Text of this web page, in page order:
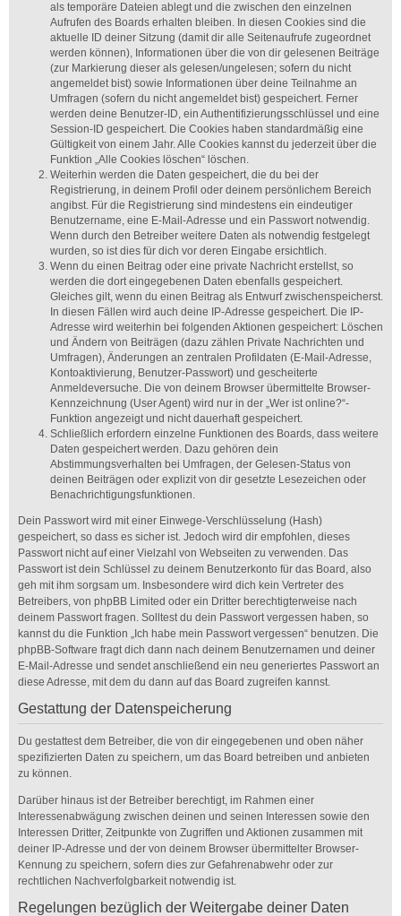
als temporäre Dateien ablegt und die zwischen den einzelnen
Aufrufen des Boards erhalten bleiben. In diesen Cookies sind die
aktuelle ID deiner Sitzung (damit dir alle Seitenaufrufe zugeordnet
werden können), Informationen über die von dir gelesenen Beiträge
(zur Markierung dieser als gelesen/ungelesen; sofern du nicht
angemeldet bist) sowie Informationen über deine Teilnahme an
Umfragen (sofern du nicht angemeldet bist) gespeichert. Ferner
werden deine Benutzer-ID, ein Authentifizierungsschlüssel und eine
Session-ID gespeichert. Die Cookies haben standardmäßig eine
Gültigkeit von einem Jahr. Alle Cookies kannst du jederzeit über die
Funktion „Alle Cookies löschen“ löschen.
Weiterhin werden die Daten gespeichert, die du bei der
Registrierung, in deinem Profil oder deinem persönlichem Bereich
angibst. Für die Registrierung sind mindestens ein eindeutiger
Benutzername, eine E-Mail-Adresse und ein Passwort notwendig.
Wenn durch den Betreiber weitere Daten als notwendig festgelegt
wurden, so ist dies für dich vor deren Eingabe ersichtlich.
Wenn du einen Beitrag oder eine private Nachricht erstellst, so
werden die dort eingegebenen Daten ebenfalls gespeichert.
Gleiches gilt, wenn du einen Beitrag als Entwurf zwischenspeicherst.
In diesen Fällen wird auch deine IP-Adresse gespeichert. Die IP-
Adresse wird weiterhin bei folgenden Aktionen gespeichert: Löschen
und Ändern von Beiträgen (dazu zählen Private Nachrichten und
Umfragen), Änderungen an zentralen Profildaten (E-Mail-Adresse,
Kontoaktivierung, Benutzer-Passwort) und gescheiterte
Anmeldeversuche. Die von deinem Browser übermittelte Browser-
Kennzeichnung (User Agent) wird nur in der „Wer ist online?“-
Funktion angezeigt und nicht dauerhaft gespeichert.
Schließlich erfordern einzelne Funktionen des Boards, dass weitere
Daten gespeichert werden. Dazu gehören dein
Abstimmungsverhalten bei Umfragen, der Gelesen-Status von
deinen Beiträgen oder explizit von dir gesetzte Lesezeichen oder
Benachrichtigungsfunktionen.
Dein Passwort wird mit einer Einwege-Verschlüsselung (Hash)
gespeichert, so dass es sicher ist. Jedoch wird dir empfohlen, dieses
Passwort nicht auf einer Vielzahl von Webseiten zu verwenden. Das
Passwort ist dein Schlüssel zu deinem Benutzerkonto für das Board, also
geh mit ihm sorgsam um. Insbesondere wird dich kein Vertreter des
Betreibers, von phpBB Limited oder ein Dritter berechtigterweise nach
deinem Passwort fragen. Solltest du dein Passwort vergessen haben, so
kannst du die Funktion „Ich habe mein Passwort vergessen“ benutzen. Die
phpBB-Software fragt dich dann nach deinem Benutzernamen und deiner
E-Mail-Adresse und sendet anschließend ein neu generiertes Passwort an
diese Adresse, mit dem du dann auf das Board zugreifen kannst.
Gestattung der Datenspeicherung
Du gestattest dem Betreiber, die von dir eingegebenen und oben näher
spezifizierten Daten zu speichern, um das Board betreiben und anbieten
zu können.
Darüber hinaus ist der Betreiber berechtigt, im Rahmen einer
Interessenabwägung zwischen deinen und seinen Interessen sowie den
Interessen Dritter, Zeitpunkte von Zugriffen und Aktionen zusammen mit
deiner IP-Adresse und der von deinem Browser übermittelter Browser-
Kennung zu speichern, sofern dies zur Gefahrenabwehr oder zur
rechtlichen Nachverfolgbarkeit notwendig ist.
Regelungen bezüglich der Weitergabe deiner Daten